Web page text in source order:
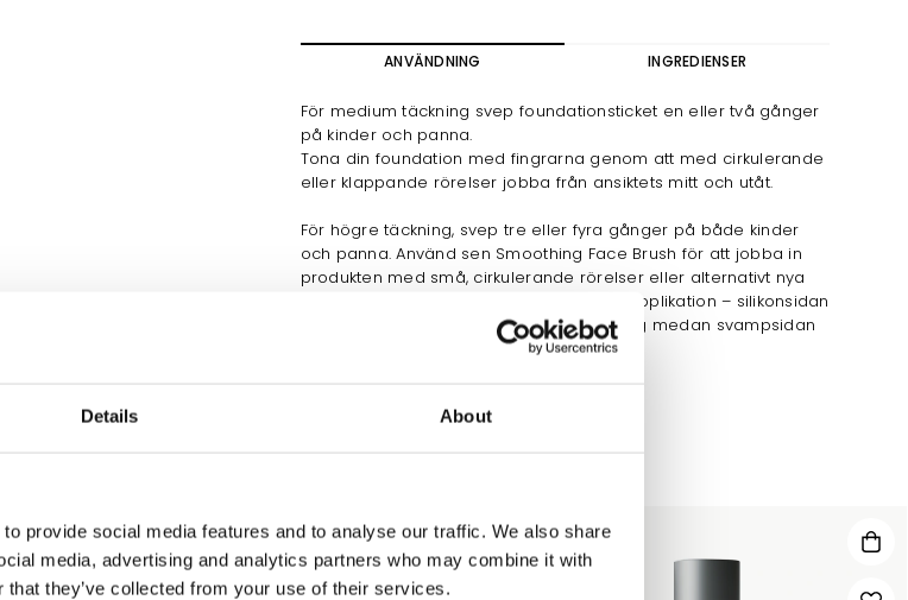
Details About
provide social media features and to analyse our traffic. We also share
media, advertising and analytics partners who may combine it with
they’ve collected from your use of their services.
ANVÄNDNING INGREDIENSER
För medium täckning svep foundationsticket en eller två gånger
på kinder och panna.
Tona din foundation med fingrarna genom att med cirkulerande
eller klappande rörelser jobba från ansiktets mitt och utåt.
För högre täckning, svep tre eller fyra gånger på både kinder
och panna. Använd sen Smoothing Face Brush för att jobba in
produkten med små, cirkulerande rörelser eller alternativt nya
Dual-Sided Silicone Blender för optimal applikation – silikonsidan
hjälper dig att dutta ut och bygga täckning medan svampsidan
ger dig en mjuk sammetsfinish.
40% 15%